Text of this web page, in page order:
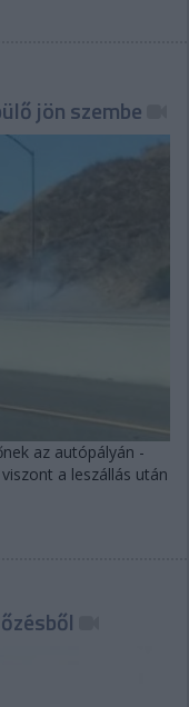
jön szembe
az autópályán -
a leszállás után